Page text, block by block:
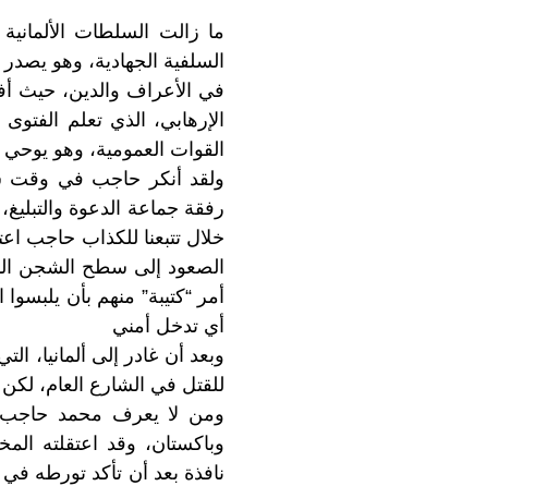
ما زالت السلطات
السلفية الجهادية، وهو
في الأعراف والدين، حيث
الإرهابي، الذي تعلم
القوات العمومية، وهو
ولقد أنكر حاجب في وقت
رفقة جماعة الدعوة
خلال تتبعنا للكذاب حاجب
الصعود إلى سطح الشجن
أمر “كتيبة” منهم بأن
أي تدخل أمني
للقتل في الشارع العام،
ومن لا يعرف محمد حاجب
وباكستان، وقد اعتقلته
نافذة بعد أن تأكد تورطه